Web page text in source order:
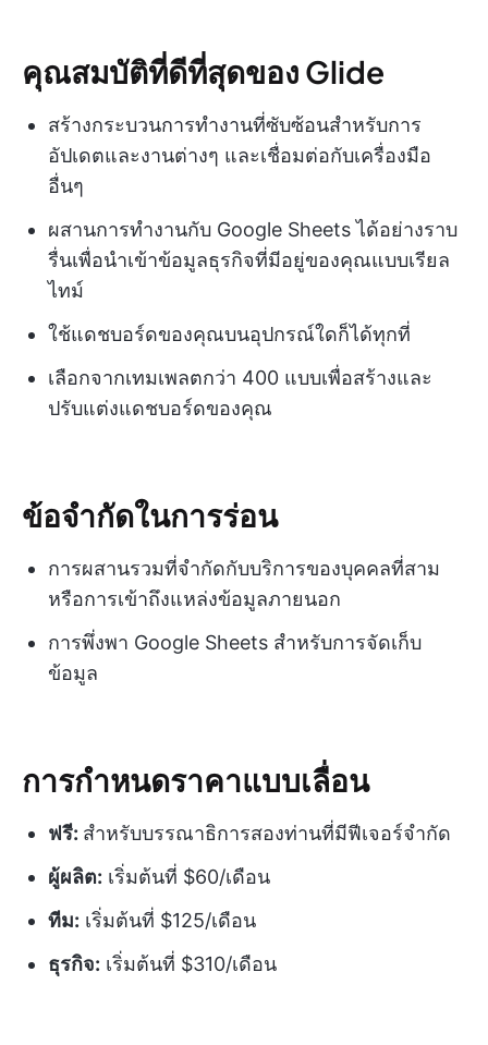
คุณสมบัติที่ดีที่สุดของ Glide
สร้างกระบวนการทำงานที่ซับซ้อนสำหรับการ
อัปเดตและงานต่างๆ และเชื่อมต่อกับเครื่องมือ
อื่นๆ
ผสานการทำงานกับ Google Sheets ได้อย่างราบ
รื่นเพื่อนำเข้าข้อมูลธุรกิจที่มีอยู่ของคุณแบบเรียล
ไทม์
ใช้แดชบอร์ดของคุณบนอุปกรณ์ใดก็ได้ทุกที่
เลือกจากเทมเพลตกว่า 400 แบบเพื่อสร้างและ
ปรับแต่งแดชบอร์ดของคุณ
ข้อจำกัดในการร่อน
การผสานรวมที่จำกัดกับบริการของบุคคลที่สาม
หรือการเข้าถึงแหล่งข้อมูลภายนอก
การพึ่งพา Google Sheets สำหรับการจัดเก็บ
ข้อมูล
การกำหนดราคาแบบเลื่อน
ฟรี: สำหรับบรรณาธิการสองท่านที่มีฟีเจอร์จำกัด
ผู้ผลิต: เริ่มต้นที่ $60/เดือน
ทีม: เริ่มต้นที่ $125/เดือน
ธุรกิจ: เริ่มต้นที่ $310/เดือน